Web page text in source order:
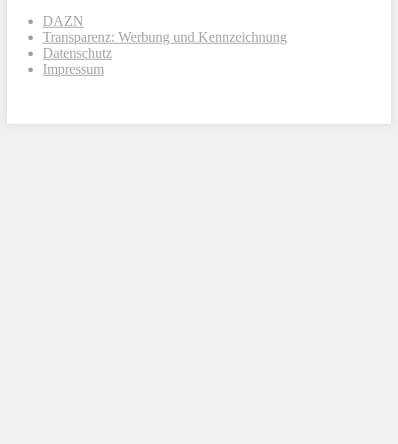
DAZN
Transparenz: Werbung und Kennzeichnung
Datenschutz
Impressum